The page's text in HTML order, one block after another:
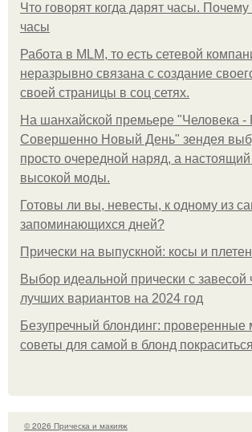
Что говорят когда дарят часы. Почему
часы
Работа в MLM, то есть сетевой
неразрывно связана с создание
своей страницы в соц сетях.
На шанхайской премьере "Человека -
Совершенно Новый День" зендея
просто очередной наряд, а
высокой моды.
Готовы ли вы, невесты, к одному из
запоминающихся дней?
Прически на выпускной: косы и
Выбор идеальной прически с завесой
лучших вариантов на 2024 год
Безупречный блондинг: проверенные
советы для самой в блонд покраситься
© 2026 Прическа и макияж